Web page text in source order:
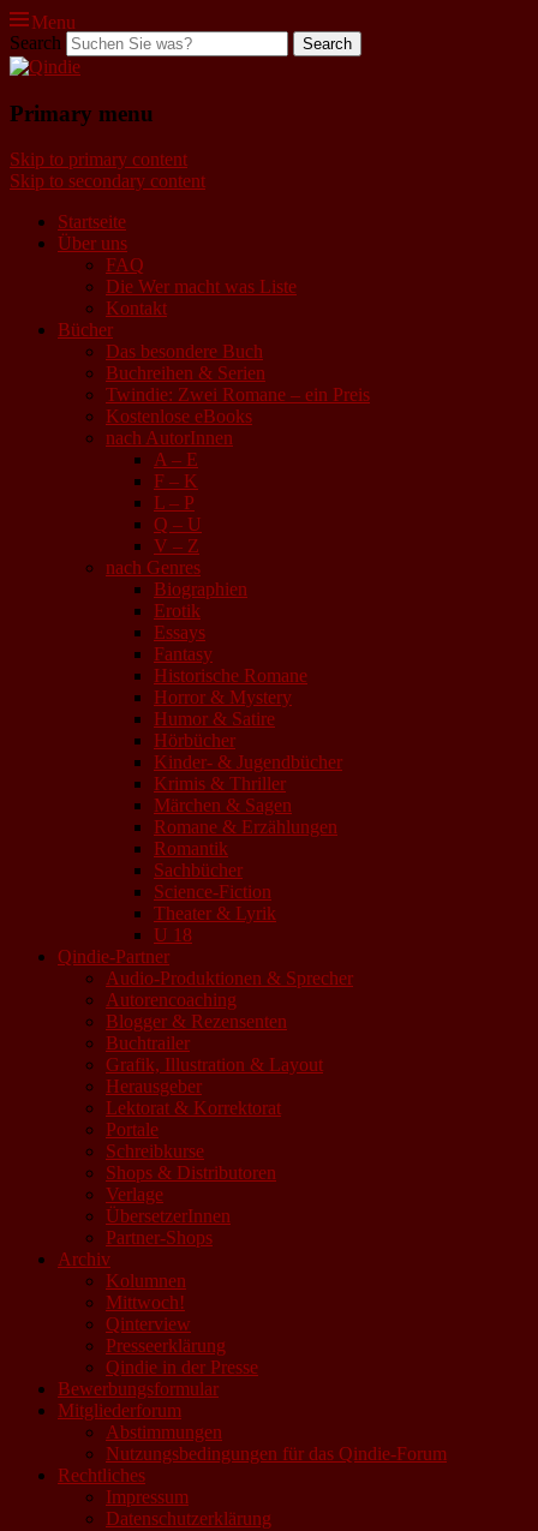
Menu
Qindie
Search
Primary menu
Skip to primary content
Skip to secondary content
Startseite
Über uns
FAQ
Die Wer macht was Liste
Kontakt
Bücher
Das besondere Buch
Buchreihen & Serien
Twindie: Zwei Romane – ein Preis
Kostenlose eBooks
nach AutorInnen
A – E
F – K
L – P
Q – U
V – Z
nach Genres
Biographien
Erotik
Essays
Fantasy
Historische Romane
Horror & Mystery
Humor & Satire
Hörbücher
Kinder- & Jugendbücher
Krimis & Thriller
Märchen & Sagen
Romane & Erzählungen
Romantik
Sachbücher
Science-Fiction
Theater & Lyrik
U 18
Qindie-Partner
Audio-Produktionen & Sprecher
Autorencoaching
Blogger & Rezensenten
Buchtrailer
Grafik, Illustration & Layout
Herausgeber
Lektorat & Korrektorat
Portale
Schreibkurse
Shops & Distributoren
Verlage
ÜbersetzerInnen
Partner-Shops
Archiv
Kolumnen
Mittwoch!
Qinterview
Presseerklärung
Qindie in der Presse
Bewerbungsformular
Mitgliederforum
Abstimmungen
Nutzungsbedingungen für das Qindie-Forum
Rechtliches
Impressum
Datenschutzerklärung